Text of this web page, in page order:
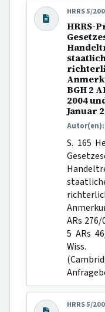
HRRS 5/
HRRS-
BGH 2
2004
Januar
Autor(en):
S. 165
ARs 276/
5 ARs
Wiss.
HRRS 5/